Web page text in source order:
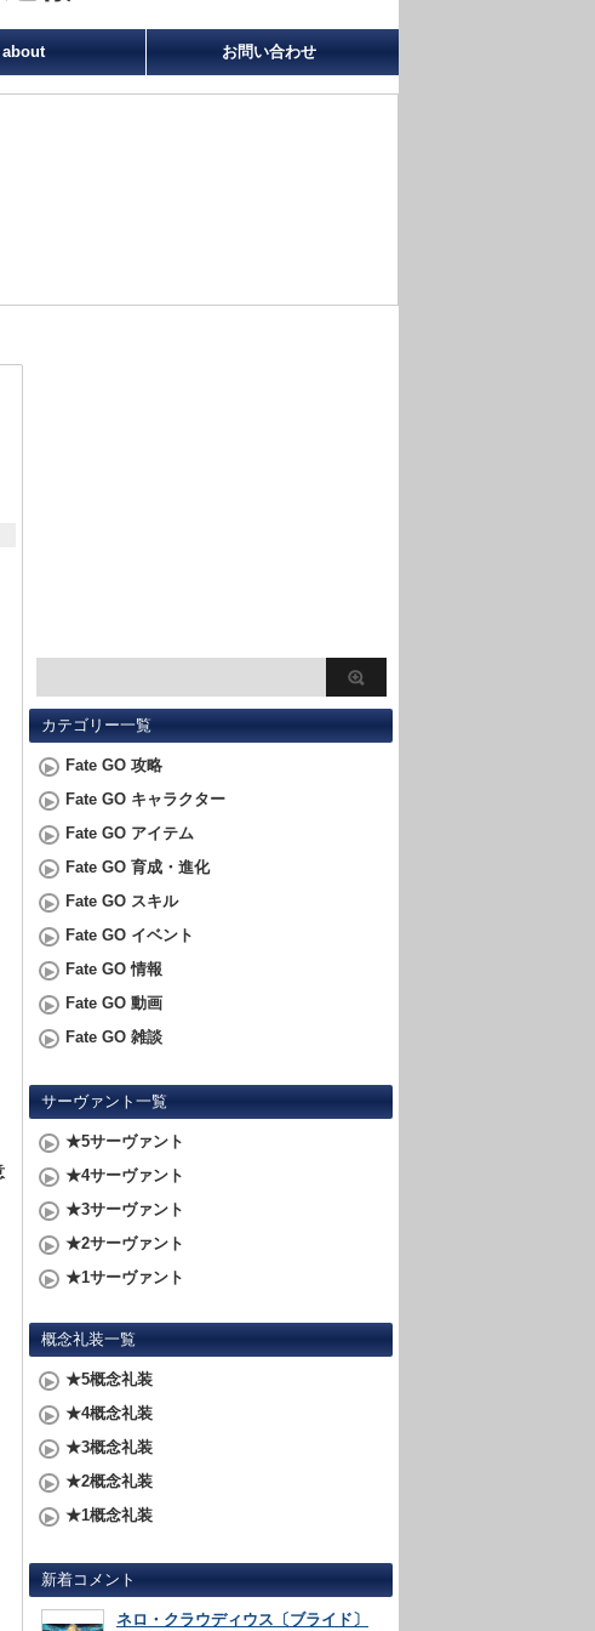
about お問い合わせ
カテゴリー一覧
Fate GO 攻略
Fate GO キャラクター
Fate GO アイテム
Fate GO 育成・進化
Fate GO スキル
Fate GO イベント
Fate GO 情報
Fate GO 動画
Fate GO 雑談
サーヴァント一覧
★5サーヴァント
★4サーヴァント
★3サーヴァント
★2サーヴァント
★1サーヴァント
概念礼装一覧
★5概念礼装
★4概念礼装
★3概念礼装
★2概念礼装
★1概念礼装
新着コメント
ネロ・クラウディウス〔ブライド〕